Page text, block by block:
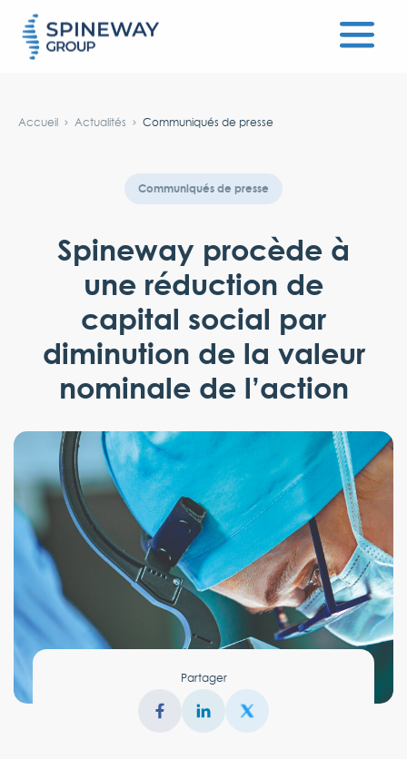
Accueil Actualités Communiqués de presse
Communiqués de presse
Spineway procède à
une réduction de
capital social par
diminution de la valeur
nominale de l’action
Partager